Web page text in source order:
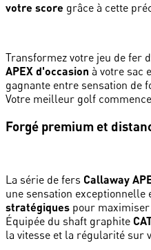
votre score grâce à cette
Transformez votre jeu de fer
APEX d'occasion à votre sac
gagnante entre sensation de
Votre meilleur golf
Forgé premium et
La série de fers Callaway
une sensation exceptionnelle
stratégiques pour
Équipée du shaft graphite
la vitesse et la régularité sur